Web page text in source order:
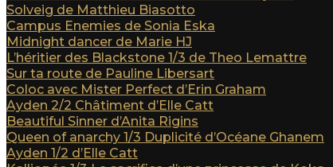
Solveig de Matthieu Biasotto
Campus Enemies de Sonia Eska
Midnight dancer de Marie HJ
L’héritier des Blackstone 1/3 de Theo Lemattre
Sur ta route de Pauline Libersart
Coloc avec Mister Perfect d’Erin Graham
Ayden 2/2 Châtiment d’Elle Catt
Beautiful Sinner d’Anita Rigins
Queen of anarchy 1/3 Duplicité d’Océane Ghanem
Ayden 1/2 d’Elle Catt